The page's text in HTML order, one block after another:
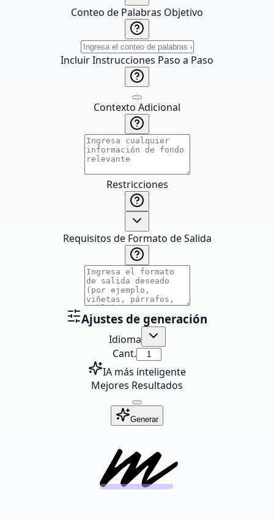
Conteo de Palabras Objetivo
Incluir Instrucciones Paso a Paso
Contexto Adicional
Restricciones
Requisitos de Formato de Salida
Ajustes de generación
Idioma
Cant.
IA más inteligente
Mejores Resultados
Generar